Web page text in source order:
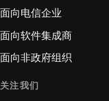
面向电信企业
面向软件集成商
面向非政府组织
关注我们